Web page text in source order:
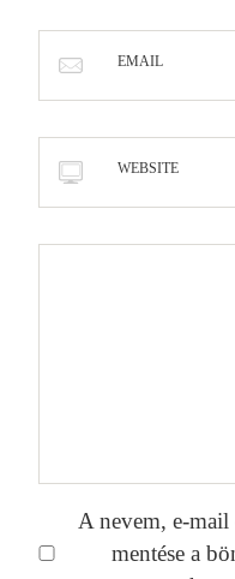
EMAIL
WEBSITE
A nevem, e-
mentése a